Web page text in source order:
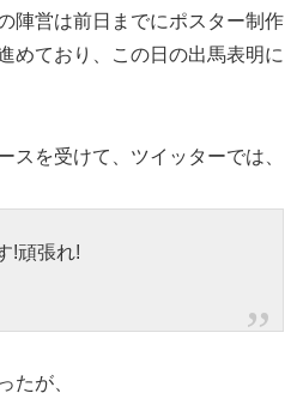
陣営は前日までにポスター制作
めており、この日の出馬表明に
スを受けて、ツイッターでは、
!頑張れ!
たが、